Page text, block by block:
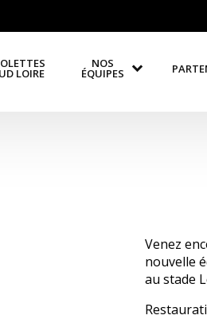
LOIRE
NOS
ÉQUIPES
Venez
nouvelle
au stade